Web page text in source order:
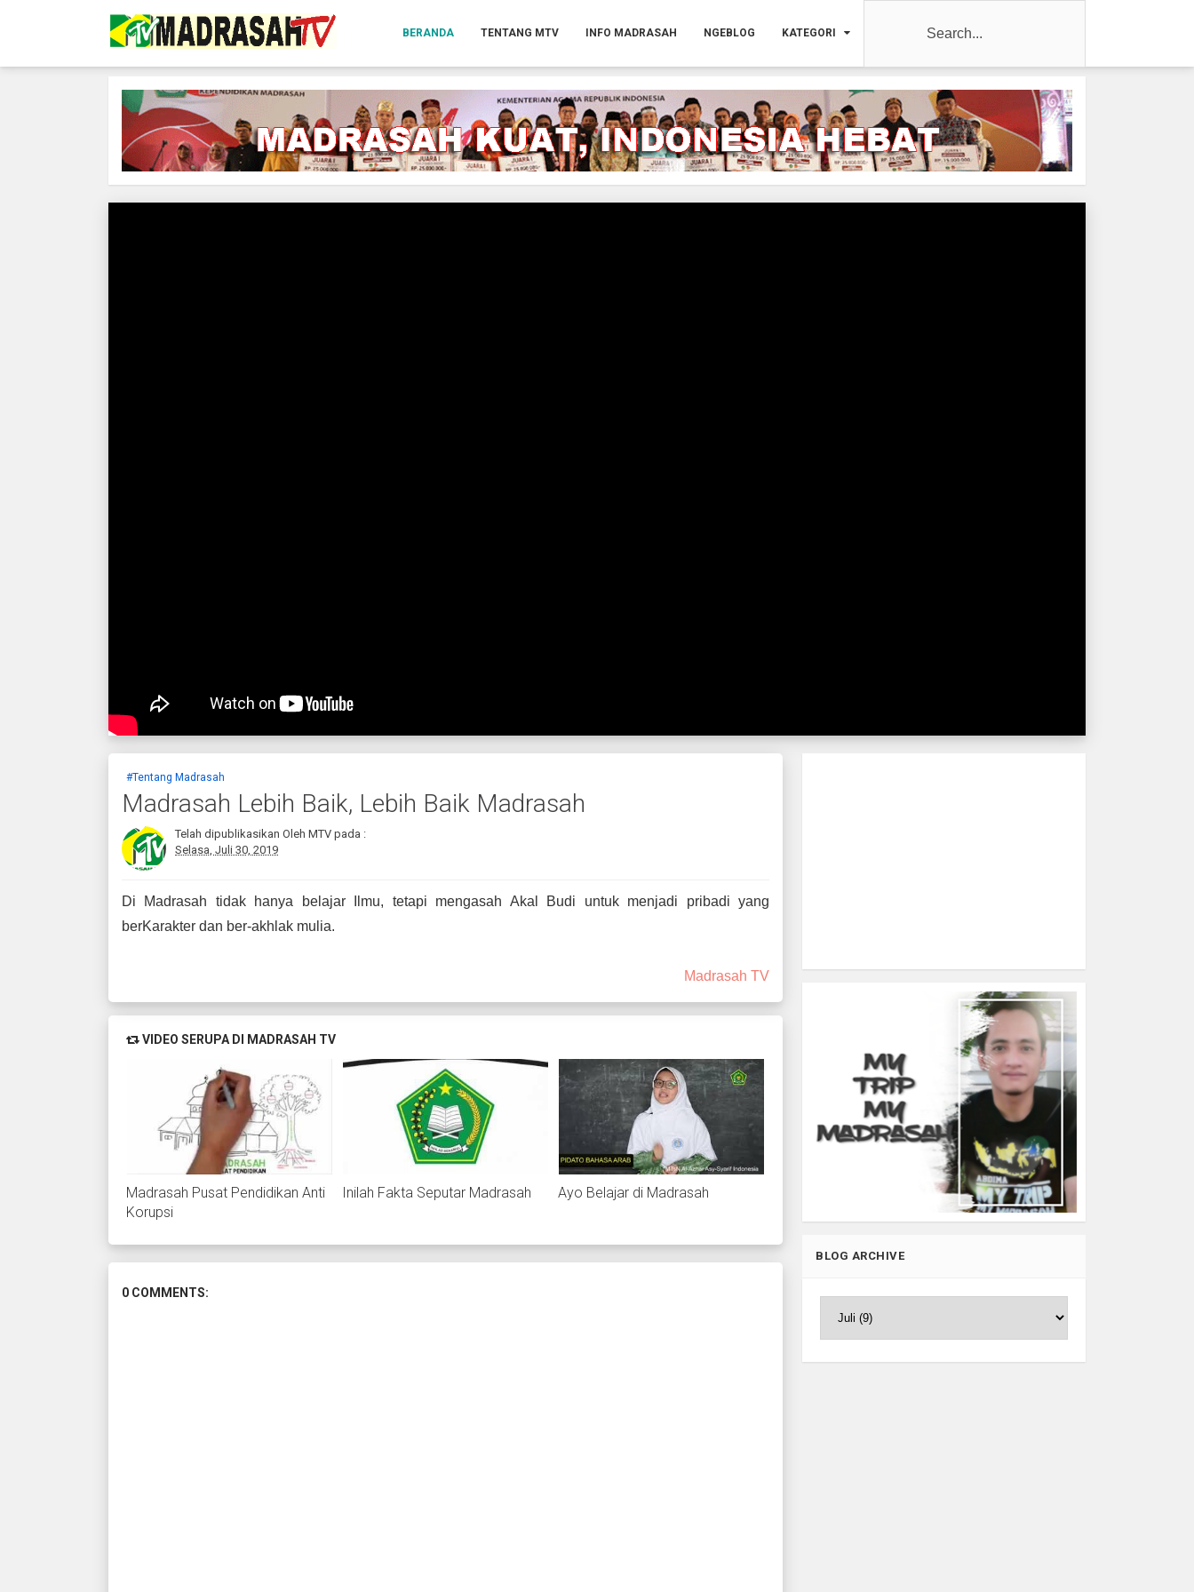
BERANDA TENTANG MTV INFO MADRASAH NGEBLOG KATEGORI
#Tentang Madrasah
Madrasah Lebih Baik, Lebih Baik Madrasah
Telah dipublikasikan Oleh MTV pada :
Selasa, Juli 30, 2019
Di Madrasah tidak hanya belajar Ilmu, tetapi mengasah Akal Budi untuk menjadi pribadi yang
berKarakter dan ber-akhlak mulia.
Madrasah TV
VIDEO SERUPA DI MADRASAH TV
Madrasah Pusat Pendidikan Anti
Korupsi
Inilah Fakta Seputar Madrasah Ayo Belajar di Madrasah
0 COMMENTS:
BLOG ARCHIVE